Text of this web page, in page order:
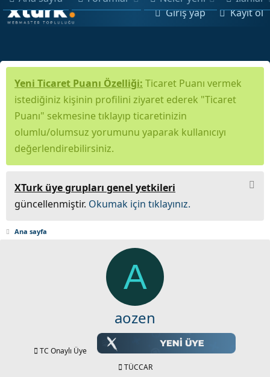
Giriş yap Kayıt ol
Yeni Ticaret Puanı Özelliği: Ticaret Puanı vermek
istediğiniz kişinin profilini ziyaret ederek "Ticaret
Puanı" sekmesine tıklayıp ticaretinizin
olumlu/olumsuz yorumunu yaparak kullanıcıyı
değerlendirebilirsiniz.
XTurk üye grupları genel yetkileri
güncellenmiştir. Okumak için tıklayınız.
Ana sayfa
A
aozen
TC Onaylı Üye
TÜCCAR